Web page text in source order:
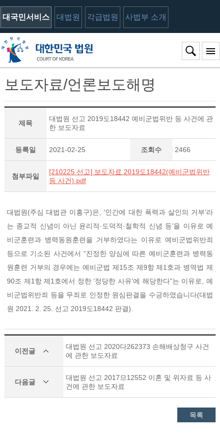
대국민서비스 대법원 각급법원 사법부 소개
보도자료/언론보도해명
제목
대법원 선고 2019도18442 예비군법위반 등 사건에 관
한 보도자료
등록일 2021-02-25 조회수 2466
첨부파일
[210225 선고] 보도자료 2019도18442(예비군법위반
등 사건).pdf
대법원(주심 대법관 이흥구)은, ‘인간에 대한 폭력과 살인의 거부’라
는 종교적 신념이 아닌 윤리적·도덕적·철학적 신념 등’을 이유로 예
비군훈련과 병력동원훈련을 거부하였다는 이유로 예비군법위반죄
등으로 기소된 사건에서 “진정한 양심에 따른 예비군훈련과 병력동
원훈련 거부의 경우에는 예비군법 제15조 제9항 제1호과 병역법 제
90조 제1항 제1호에서 정한 ‘정당한 사유’에 해당한다”는 이유로, 예
비군법위반죄 등을 무죄로 인정한 원심판결을 수긍하였습니다(대법
원 2021. 2. 25. 선고 2019도18442 판결).
이전글
대법원 선고 2020다262373 손해배상청구 사건
에 관한 보도자료
다음글
대법원 선고 2017므12552 이혼 및 위자료 등 사
건에 관한 보도자료
목록